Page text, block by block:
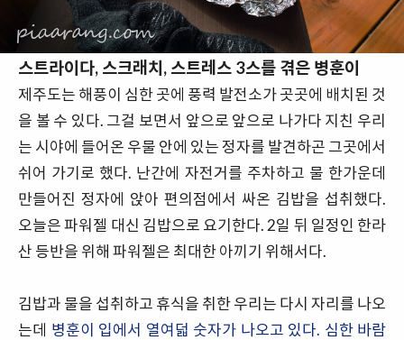
스트라이다, 스크래치, 스트레스 3스를 겪은 병훈이
제주도는 해풍이 심한 곳에 풍력 발전소가 곳곳에 배치된 것
을 볼 수 있다. 그걸 보면서 앞으로 앞으로 나가다 지친 우리
는 시야에 들어온 우물 안에 있는 정자를 발견하곤 그곳에서
쉬어 가기로 했다. 난간에 자전거를 주차하고 물 한가운데
만들어진 정자에 앉아 편의점에서 싸온 김밥을 섭취했다.
오늘은 파워젤 대신 김밥으로 요기한다. 2일 뒤 일정인 한라
산 등반을 위해 파워젤은 최대한 아끼기 위해서다.
김밥과 물을 섭취하고 휴식을 취한 우리는 다시 자리를 나오
는데 병훈이 입에서 열여덟 숫자가 나오고 있다. 심한 바람